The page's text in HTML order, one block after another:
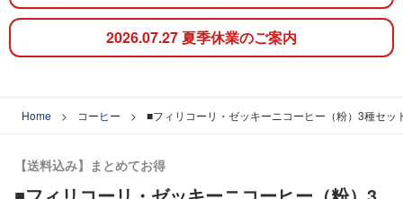
2026.07.27 夏季休業のご案内
Home コーヒー ■フィリコーリ・ゼッキーニコーヒー（粉）3種セッ
【送料込み】まとめてお得